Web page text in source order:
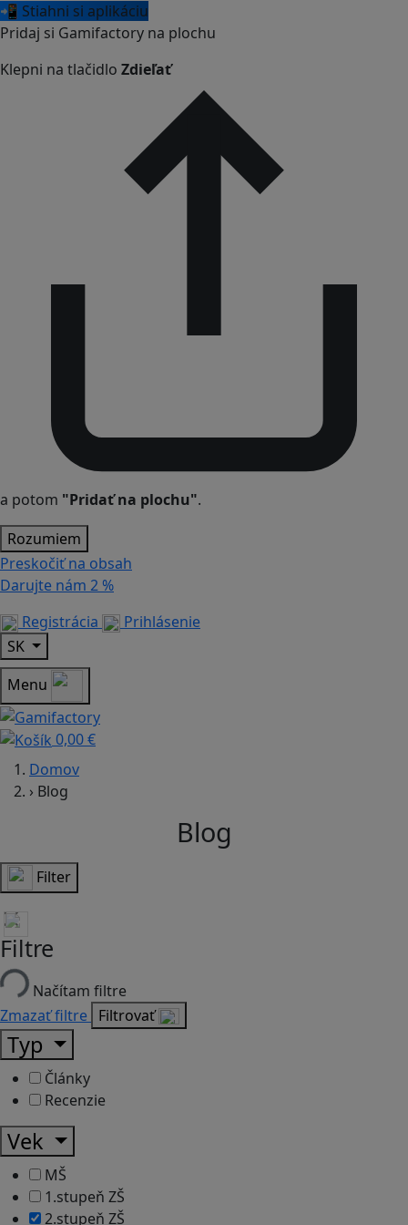
📲 Stiahni si aplikáciu
Pridaj si Gamifactory na plochu
Klepni na tlačidlo Zdieľať
a potom "Pridať na plochu".
Rozumiem
Preskočiť na obsah
Darujte nám 2 %
Registrácia
Prihlásenie
SK
Menu
0,00 €
Domov
› Blog
Blog
Filter
Filtre
Načítam filtre
Zmazať filtre Filtrovať
Typ
Články
Recenzie
Vek
MŠ
1.stupeň ZŠ
2.stupeň ZŠ